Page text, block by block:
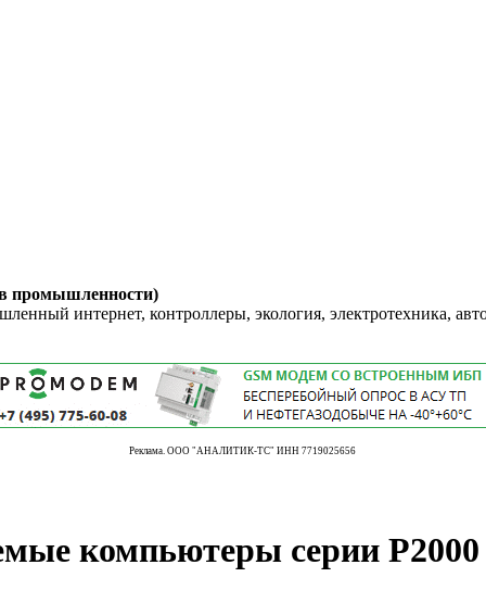
промышленности)
интернет, контроллеры, экология, электротехника,
Реклама. ООО "АНАЛИТИК-ТС" ИНН 7719025656
компьютеры серии